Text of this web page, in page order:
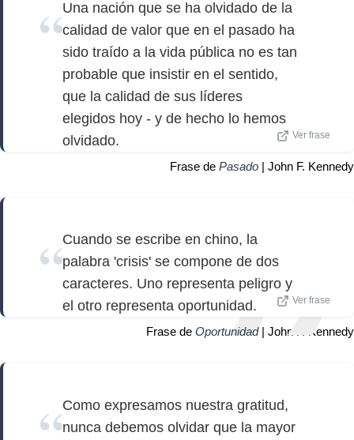
Una nación que se ha olvidado de la
calidad de valor que en el pasado ha
sido traído a la vida pública no es tan
probable que insistir en el sentido,
que la calidad de sus líderes
elegidos hoy - y de hecho lo hemos
olvidado.
Ver frase
Frase de Pasado | John F. Kennedy
Cuando se escribe en chino, la
palabra 'crisis' se compone de dos
caracteres. Uno representa peligro y
el otro representa oportunidad.
Ver frase
Frase de Oportunidad| John F. Kennedy
Como expresamos nuestra gratitud,
nunca debemos olvidar que la mayor